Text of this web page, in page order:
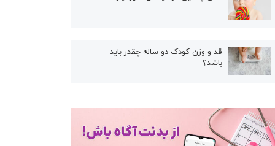
قد و وزن کودک دو ساله چقدر باید
باشد؟